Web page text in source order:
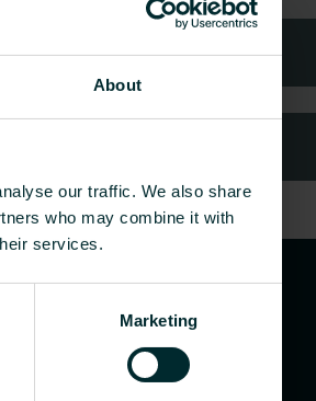
About
our traffic. We also share
who may combine it with
services.
Marketing